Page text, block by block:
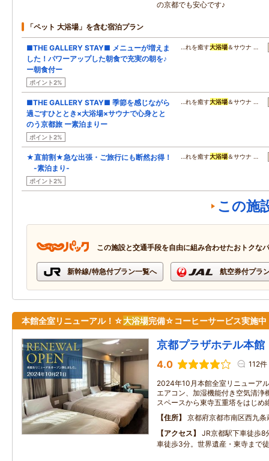
の京都でも安心です♪
「ペット 大浴場」を含む宿泊プラン
■THE GALLERY STAY■ メニューが増えま
した！パワーアップした朝食で充実の朝を♪
ー朝食付ー
ポイント2%
…れを癒す大浴場＆サウナ …
■THE GALLERY STAY■ 季節を感じながら
過ごすひととき×大浴場×サウナで心身とと
のう京都旅 ー素泊まりー
ポイント2%
…れを癒す大浴場＆サウナ …
★直前割★急な出張・ご旅行にも断然お得！
-素泊まり‐
ポイント2%
…れを癒す大浴場＆サウナ …
この施
この施設と交通手段を自由に組み合わせたおトクな
新幹線/特急付プラン一覧へ 航空券付プラ
本館全室リニューアル！☆大浴場完備☆コーヒーサービス実施中
京都プラザホテル本館
4.0 112件
2024年10月本館全室リニューア
エアコン、加湿機能付き空気清浄
スペースから東寺五重塔をはじめ
住所
京都府京都市南区西九
アクセス
JR京都駅下車徒歩8
車徒歩3分。世界遺産・東寺まで